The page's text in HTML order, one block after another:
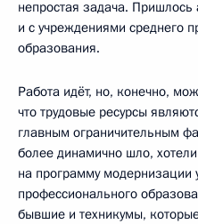
непростая задача. Пришлось
и с учреждениями среднего
образования.
Работа идёт, но, конечно,
что трудовые ресурсы
главным ограничительным
более динамично шло,
на программу модернизации
профессионального
бывшие и техникумы,